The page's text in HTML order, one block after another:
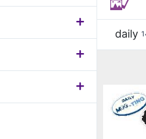
daily